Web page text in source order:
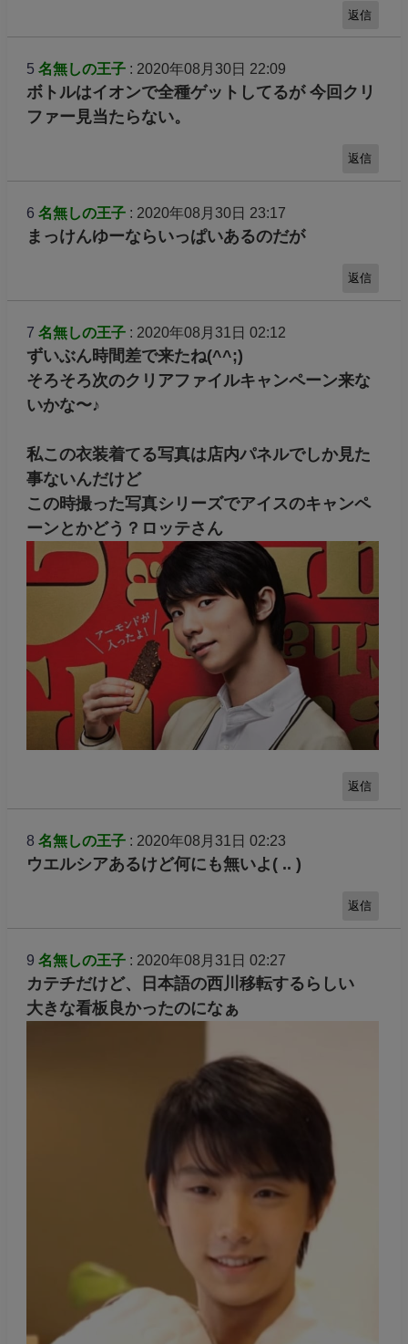
返信
5 名無しの王子: 2020年08月30日 22:09
ボトルはイオンで全種ゲットしてるが 今回クリ
ファー見当たらない。
返信
6 名無しの王子: 2020年08月30日 23:17
まっけんゆーならいっぱいあるのだが
返信
7 名無しの王子: 2020年08月31日 02:12
ずいぶん時間差で来たね(^^;)
そろそろ次のクリアファイルキャンペーン来な
いかな〜♪
私この衣装着てる写真は店内パネルでしか見た
事ないんだけど
この時撮った写真シリーズでアイスのキャンペ
ーンとかどう？ロッテさん
返信
8 名無しの王子: 2020年08月31日 02:23
ウエルシアあるけど何にも無いよ( .. )
返信
9 名無しの王子: 2020年08月31日 02:27
カテチだけど、日本語の西川移転するらしい
大きな看板良かったのになぁ